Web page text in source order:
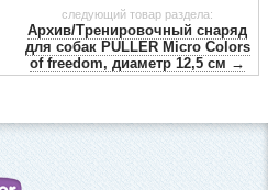
следующий товар раздела:
Архив/Тренировочный снаряд
для собак PULLER Micro Colors
of freedom, диаметр 12,5 см →